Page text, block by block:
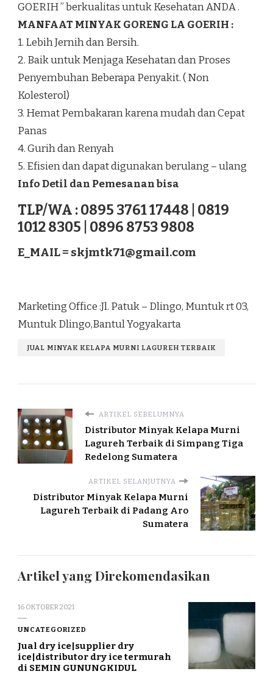
GOERIH ” berkualitas untuk Kesehatan ANDA .
MANFAAT MINYAK GORENG LA GOERIH :
1. Lebih Jernih dan Bersih.
2. Baik untuk Menjaga Kesehatan dan Proses
Penyembuhan Beberapa Penyakit. ( Non
Kolesterol)
3. Hemat Pembakaran karena mudah dan Cepat
Panas
4. Gurih dan Renyah
5. Efisien dan dapat digunakan berulang – ulang
Info Detil dan Pemesanan bisa
TLP/WA : 0895 3761 17448 | 0819
1012 8305 | 0896 8753 9808
E_MAIL = skjmtk71@gmail.com
Marketing Office :Jl. Patuk – Dlingo, Muntuk rt 03,
Muntuk Dlingo,Bantul Yogyakarta
JUAL MINYAK KELAPA MURNI LAGUREH TERBAIK
ARTIKEL SEBELUMNYA
Distributor Minyak Kelapa Murni
Lagureh Terbaik di Simpang Tiga
Redelong Sumatera
ARTIKEL SELANJUTNYA
Distributor Minyak Kelapa Murni
Lagureh Terbaik di Padang Aro
Sumatera
Artikel yang Direkomendasikan
16 OKTOBER 2021
UNCATEGORIZED
Jual dry ice|supplier dry
ice|distributor dry ice termurah
di SEMIN GUNUNGKIDUL